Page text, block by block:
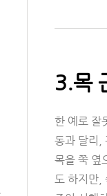
3.목
한 예로 잘
동과 달리,
목을 쭉 옆
도 하지만,